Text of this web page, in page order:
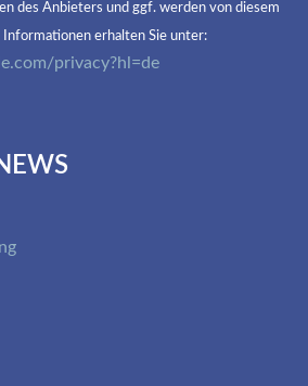
des Anbieters und ggf. werden von diesem
erhalten Sie unter:
privacy?hl=de